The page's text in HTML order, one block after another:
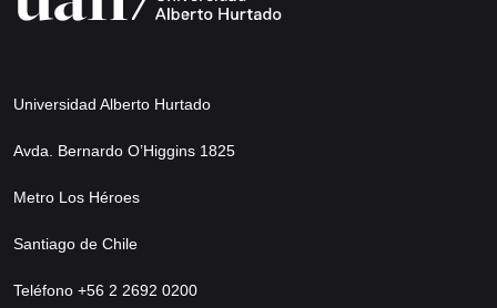
Universidad Alberto Hurtado
Avda. Bernardo O’Higgins 1825
Metro Los Héroes
Santiago de Chile
Teléfono +56 2 2692 0200